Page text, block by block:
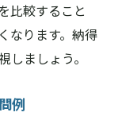
比較すること
なります。納得
ましょう。
例